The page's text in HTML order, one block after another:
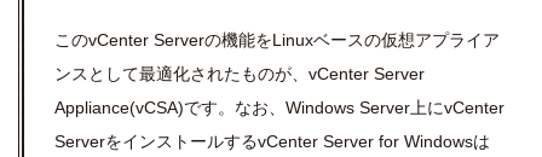
このvCenter Serverの機能をLinuxベースの仮想アプライア
ンスとして最適化されたものが、 vCenter Server
Appliance(vCSA)です。なお、 Windows Server 上にvCenter
ServerをインストールするvCenter Server for Windowsは